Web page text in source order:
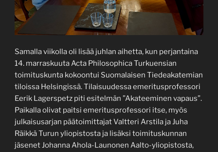
Samalla viikolla oli lisää juhlan aihetta, kun perjantaina
14. marraskuuta Acta Philosophica Turkuensian
toimituskunta kokoontui Suomalaisen Tiedeakatemian
tiloissa Helsingissä. Tilaisuudessa emeritusprofessori
Eerik Lagerspetz piti esitelmän ”Akateeminen vapaus”.
Paikalla olivat paitsi emeritusprofessori itse, myös
julkaisusarjan päätoimittajat Valtteri Arstila ja Juha
Räikkä Turun yliopistosta ja lisäksi toimituskunnan
jäsenet Johanna Ahola-Launonen Aalto-yliopistosta,